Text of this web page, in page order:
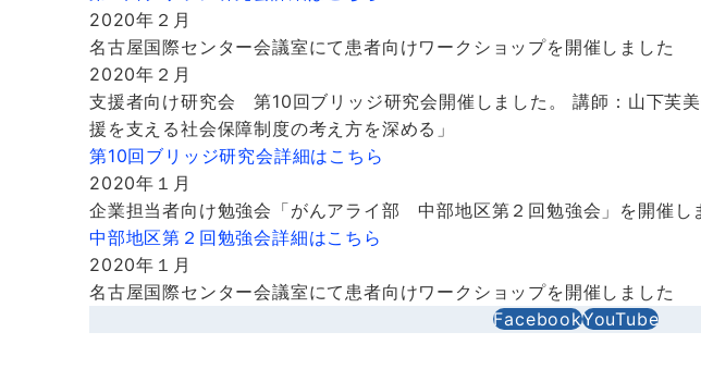
2020年２月
名古屋国際センター会議室にて患者向けワークショップを開催しました
2020年２月
支援者向け研究会 第10回ブリッジ研究会開催しました。 講師：山下芙
援を支える社会保障制度の考え方を深める」
第10回ブリッジ研究会詳細はこちら
2020年１月
企業担当者向け勉強会「がんアライ部 中部地区第２回勉強会」を開催し
中部地区第２回勉強会詳細はこちら
2020年１月
名古屋国際センター会議室にて患者向けワークショップを開催しました
FacebookYouTube